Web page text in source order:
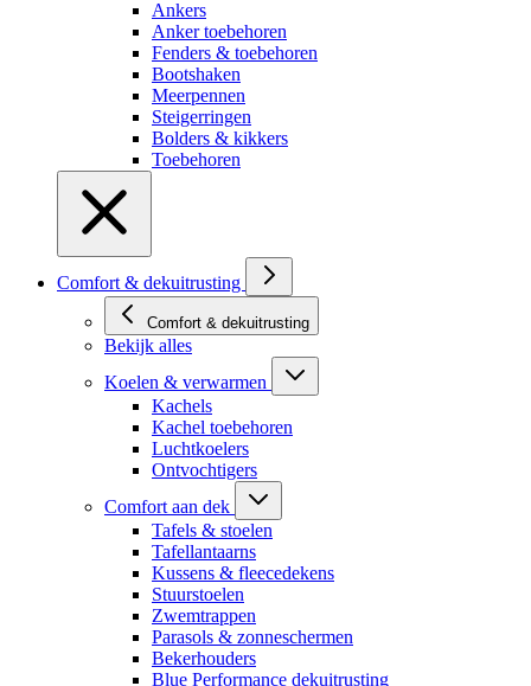
Ankers
Anker toebehoren
Fenders & toebehoren
Bootshaken
Meerpennen
Steigerringen
Bolders & kikkers
Toebehoren
Comfort & dekuitrusting
Comfort & dekuitrusting
Bekijk alles
Koelen & verwarmen
Kachels
Kachel toebehoren
Luchtkoelers
Ontvochtigers
Comfort aan dek
Tafels & stoelen
Tafellantaarns
Kussens & fleecedekens
Stuurstoelen
Zwemtrappen
Parasols & zonneschermen
Bekerhouders
Blue Performance dekuitrusting